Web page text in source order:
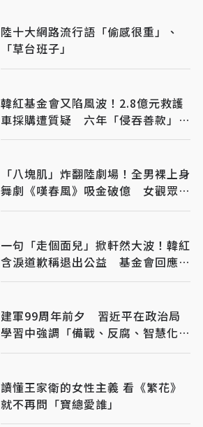
陸十大網路流行語「偷感很重」、
「草台班子」
韓紅基金會又陷風波！2.8億元救護
車採購遭質疑 六年「侵吞善款」傳
聞再起
「八塊肌」炸翻陸劇場！全男裸上身
舞劇《嘆春風》吸金破億 女觀眾狂
喊：終於懂武則天
一句「走個面兒」掀軒然大波！韓紅
含淚道歉稱退出公益 基金會回應：
仍在第一線義診
建軍99周年前夕 習近平在政治局
學習中強調「備戰、反腐、智慧化軍
隊」
讀懂王家衛的女性主義 看《繁花》
就不再問「寶總愛誰」